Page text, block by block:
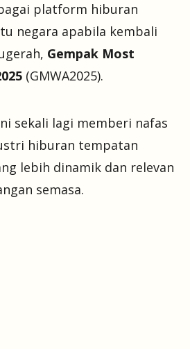
platform hiburan
negara apabila kembali
Gempak Most
(GMWA2025).
sekali lagi memberi nafas
hiburan tempatan
lebih dinamik dan relevan
semasa.